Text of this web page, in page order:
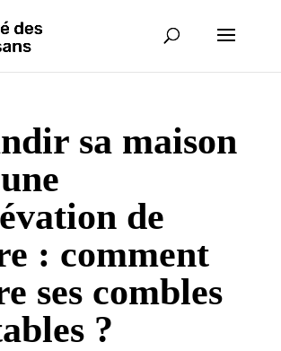
sa maison
de
: comment
ses combles
?